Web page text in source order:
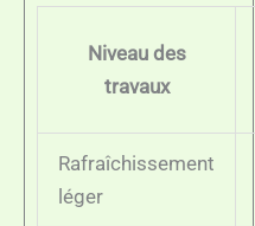
Niveau des
travaux
Rafraîchissement
léger